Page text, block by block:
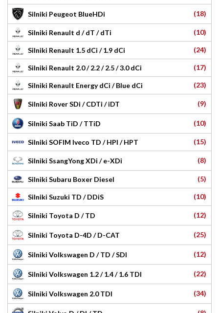
Silniki Peugeot BlueHDi (18)
Silniki Renault d / dT / dTi (10)
Silniki Renault 1.5 dCi / 1.9 dCi (24)
Silniki Renault 2.0 / 2.2 / 2.5 / 3.0 dCi (17)
Silniki Renault Energy dCi / Blue dCi (23)
Silniki Rover SDi / CDTi / iDT (9)
Silniki Saab TiD / TTiD (10)
Silniki SOFIM Iveco TD / HPI / HPT (15)
Silniki SsangYong XDi / e-XDi (8)
Silniki Subaru Boxer Diesel (5)
Silniki Suzuki TD / DDiS (10)
Silniki Toyota D / TD (12)
Silniki Toyota D-4D / D-CAT (25)
Silniki Volkswagen D / TD / SDI (12)
Silniki Volkswagen 1.2 / 1.4 / 1.6 TDI (22)
Silniki Volkswagen 2.0 TDI (34)